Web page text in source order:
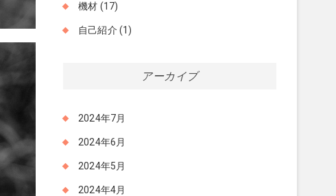
機材 (17)
自己紹介 (1)
アーカイブ
2024年7月
2024年6月
2024年5月
2024年4月